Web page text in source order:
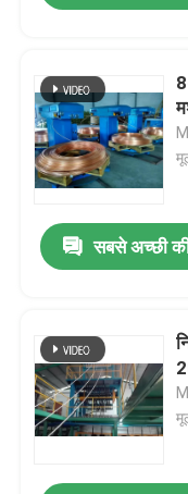
सबसे अच्छी